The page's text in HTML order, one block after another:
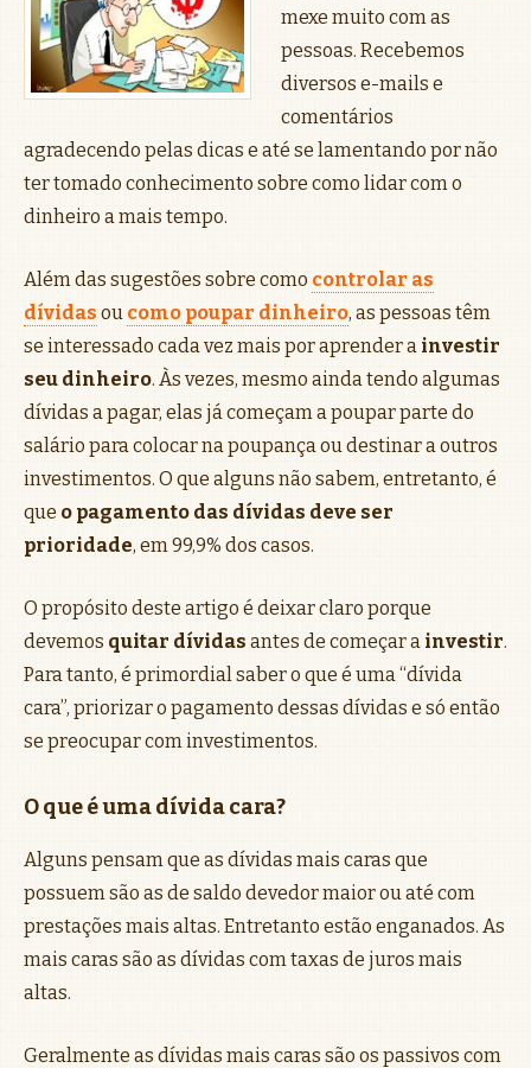
mexe muito com as
pessoas. Recebemos
diversos e-mails e
comentários
agradecendo pelas dicas e até se lamentando por não
ter tomado conhecimento sobre como lidar com o
dinheiro a mais tempo.
Além das sugestões sobre como controlar as
dívidas ou como poupar dinheiro, as pessoas têm
se interessado cada vez mais por aprender a investir
seu dinheiro. Às vezes, mesmo ainda tendo algumas
dívidas a pagar, elas já começam a poupar parte do
salário para colocar na poupança ou destinar a outros
investimentos. O que alguns não sabem, entretanto, é
que o pagamento das dívidas deve ser
prioridade, em 99,9% dos casos.
O propósito deste artigo é deixar claro porque
devemos quitar dívidas antes de começar a investir.
Para tanto, é primordial saber o que é uma “dívida
cara”, priorizar o pagamento dessas dívidas e só então
se preocupar com investimentos.
O que é uma dívida cara?
Alguns pensam que as dívidas mais caras que
possuem são as de saldo devedor maior ou até com
prestações mais altas. Entretanto estão enganados. As
mais caras são as dívidas com taxas de juros mais
altas.
Geralmente as dívidas mais caras são os passivos com